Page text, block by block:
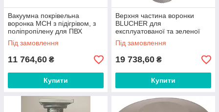
Вакуумна покрівельна
воронка MCH з підігрівом, з
поліпропілену для ПВХ
мембран, DN75 арт.SV002
Під замовлення
11 764,60 ₴
Купити
Верхня частина воронки
BLUCHER для
експлуатованої та зеленої
покрівлі DN110
арт.710.472.000.01 S
Під замовлення
19 738,60 ₴
Купити